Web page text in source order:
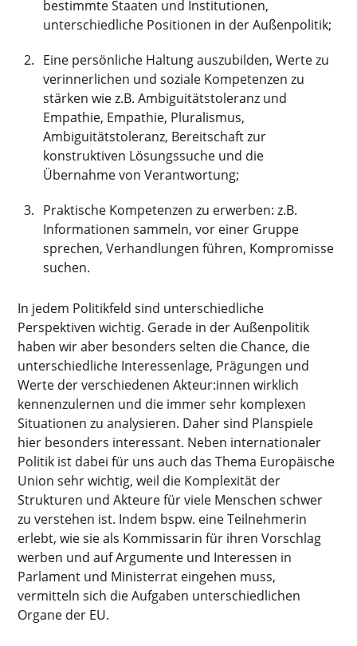
bestimmte Staaten und Institutionen,
unterschiedliche Positionen in der Außenpolitik;
Eine persönliche Haltung auszubilden, Werte zu
verinnerlichen und soziale Kompetenzen zu
stärken wie z.B. Ambiguitätstoleranz und
Empathie, Empathie, Pluralismus,
Ambiguitätstoleranz, Bereitschaft zur
konstruktiven Lösungssuche und die
Übernahme von Verantwortung;
Praktische Kompetenzen zu erwerben: z.B.
Informationen sammeln, vor einer Gruppe
sprechen, Verhandlungen führen, Kompromisse
suchen.
In jedem Politikfeld sind unterschiedliche
Perspektiven wichtig. Gerade in der Außenpolitik
haben wir aber besonders selten die Chance, die
unterschiedliche Interessenlage, Prägungen und
Werte der verschiedenen Akteur:innen wirklich
kennenzulernen und die immer sehr komplexen
Situationen zu analysieren. Daher sind Planspiele
hier besonders interessant. Neben internationaler
Politik ist dabei für uns auch das Thema Europäische
Union sehr wichtig, weil die Komplexität der
Strukturen und Akteure für viele Menschen schwer
zu verstehen ist. Indem bspw. eine Teilnehmerin
erlebt, wie sie als Kommissarin für ihren Vorschlag
werben und auf Argumente und Interessen in
Parlament und Ministerrat eingehen muss,
vermitteln sich die Aufgaben unterschiedlichen
Organe der EU.